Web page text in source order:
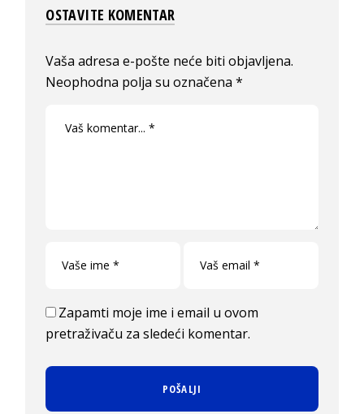
OSTAVITE KOMENTAR
Vaša adresa e-pošte neće biti objavljena.
Neophodna polja su označena*
Zapamti moje ime i email u ovom
pretraživaču za sledeći komentar.